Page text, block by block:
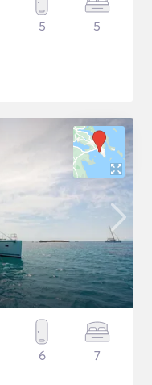
5 5
6 7